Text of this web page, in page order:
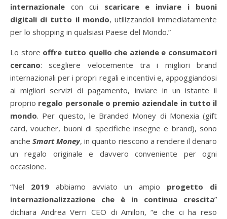
internazionale con cui scaricare e inviare i buoni
digitali di tutto il mondo, utilizzandoli immediatamente
per lo shopping in qualsiasi Paese del Mondo.”
Lo store offre tutto quello che aziende e consumatori
cercano: scegliere velocemente tra i migliori brand
internazionali per i propri regali e incentivi e, appoggiandosi
ai migliori servizi di pagamento, inviare in un istante il
proprio regalo personale o premio aziendale in tutto il
mondo. Per questo, le Branded Money di Monexia (gift
card, voucher, buoni di specifiche insegne e brand), sono
ancheSmart Money, in quanto riescono a rendere il denaro
un regalo originale e davvero conveniente per ogni
occasione.
“Nel 2019 abbiamo avviato un ampio progetto di
internazionalizzazione che è in continua crescita”
dichiara Andrea Verri CEO di Amilon, “e che ci ha reso